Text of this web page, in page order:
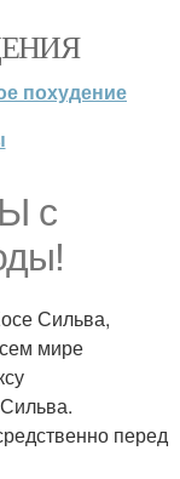
похудение
с
Сильва,
мире
перед